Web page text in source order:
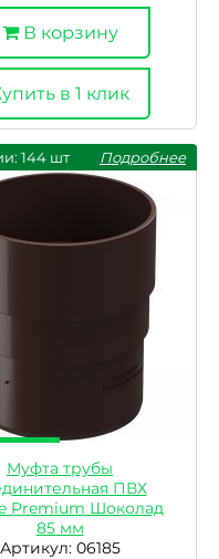
В корзину
в 1 клик
144 шт Подробнее
Муфта трубы
ПВХ
Premium Шоколад
85 мм
Артикул: 06185